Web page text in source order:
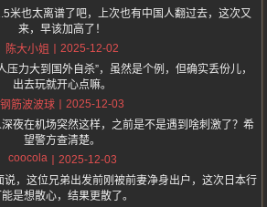
米也太离谱了吧，上次也有中国人翻过去，这次又
来，早该加高了！
陈大小姐
2025-12-02
压力大到国外自杀”，虽然是个例，但确实丢份儿，
出去玩就开心点嘛。
钢筋波波球
2025-12-03
夜在机场突然这样，之前是不是遇到啥刺激了？希
望警方查清楚。
coocola
2025-12-03
，这位兄弟出发前刚被前妻净身出户，这次日本行
能是想散心，结果更散了。